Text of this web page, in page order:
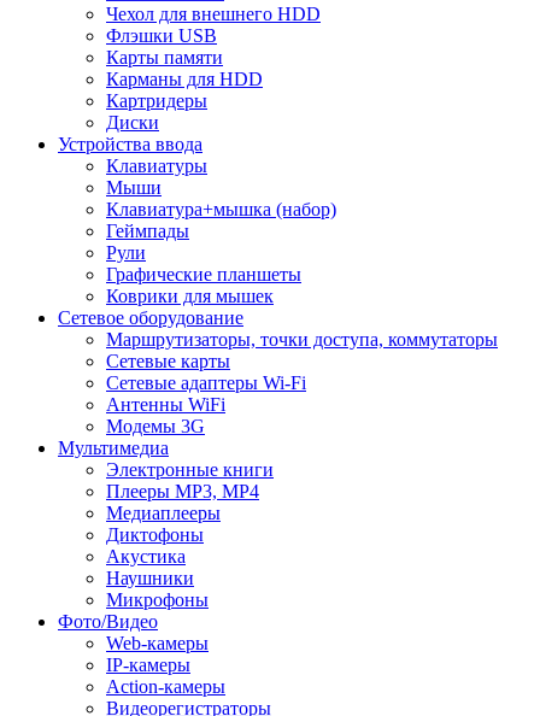
Чехол для внешнего HDD
Флэшки USB
Карты памяти
Карманы для HDD
Картридеры
Диски
Устройства ввода
Клавиатуры
Мыши
Клавиатура+мышка (набор)
Геймпады
Рули
Графические планшеты
Коврики для мышек
Сетевое оборудование
Маршрутизаторы, точки доступа, коммутаторы
Сетевые карты
Сетевые адаптеры Wi-Fi
Антенны WiFi
Модемы 3G
Мультимедиа
Электронные книги
Плееры MP3, MP4
Медиаплееры
Диктофоны
Акустика
Наушники
Микрофоны
Фото/Видео
Web-камеры
IP-камеры
Action-камеры
Видеорегистраторы